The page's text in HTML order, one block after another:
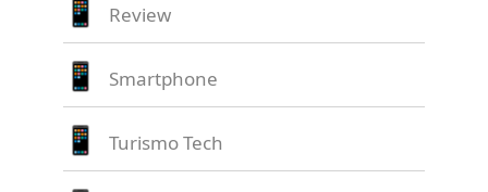
Review
Smartphone
Turismo Tech